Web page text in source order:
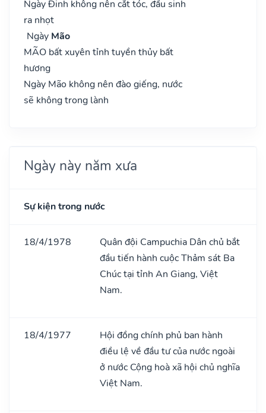
Ngày Đinh không nên cắt tóc, đầu sinh
ra nhọt
Ngày Mão
MÃO bất xuyên tỉnh tuyền thủy bất
hương
Ngày Mão không nên đào giếng, nước
sẽ không trong lành
Ngày này năm xưa
Sự kiện trong nước
18/4/1978
Quân đội Campuchia Dân chủ bắt
đầu tiến hành cuộc Thảm sát Ba
Chúc tại tỉnh An Giang, Việt
Nam.
18/4/1977
Hội đồng chính phủ ban hành
điều lệ về đầu tư của nước ngoài
ở nước Cộng hoà xã hội chủ nghĩa
Việt Nam.